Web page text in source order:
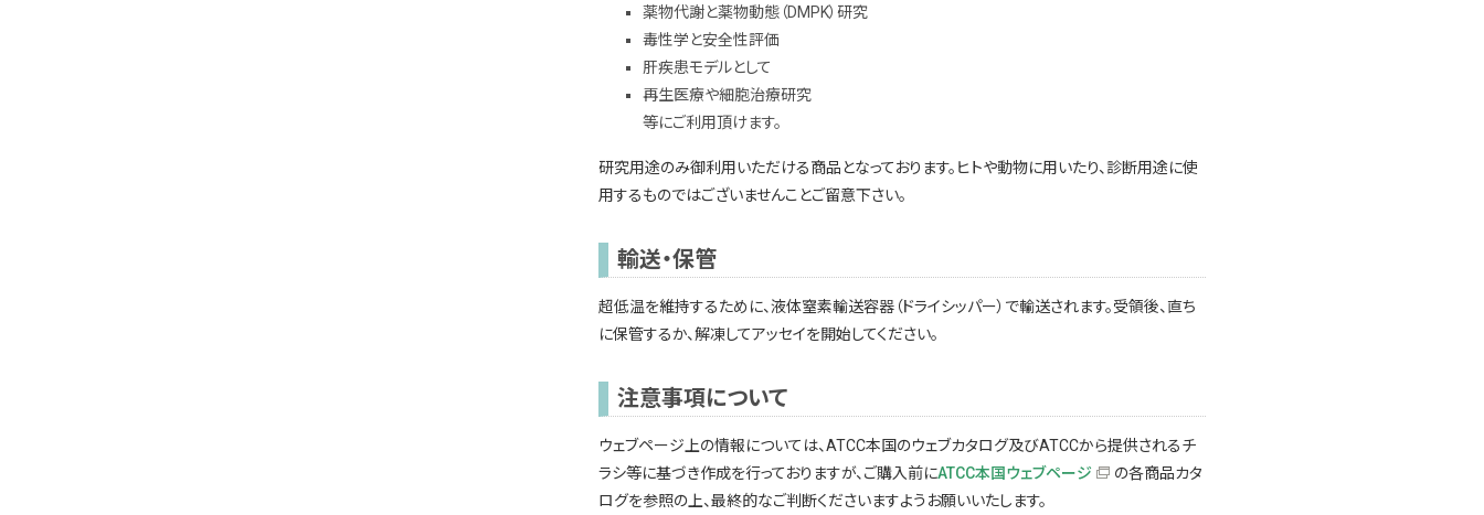
薬物代謝と薬物動態（DMPK）研究
毒性学と安全性評価
肝疾患モデルとして
再生医療や細胞治療研究
等にご利用頂けます。
研究用途のみ御利用いただける商品となっております。ヒトや動物に用いたり、診断用途に使
用するものではございませんことご留意下さい。
輸送・保管
超低温を維持するために、液体窒素輸送容器（ドライシッパー）で輸送されます。受領後、直ち
に保管するか、解凍してアッセイを開始してください。
注意事項について
ウェブページ上の情報については、ATCC本国のウェブカタログ及びATCCから提供されるチ
ラシ等に基づき作成を行っておりますが、ご購入前にATCC本国ウェブページ
の各商品カタ
ログを参照の上、最終的なご判断くださいますようお願いいたします。